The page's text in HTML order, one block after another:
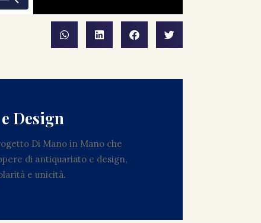
Design
Di Mano in Mano che
di antiquariato e design,
e unicità.